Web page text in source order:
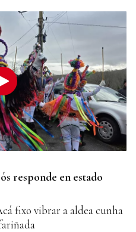
responde en estado
fixo vibrar a aldea cunha